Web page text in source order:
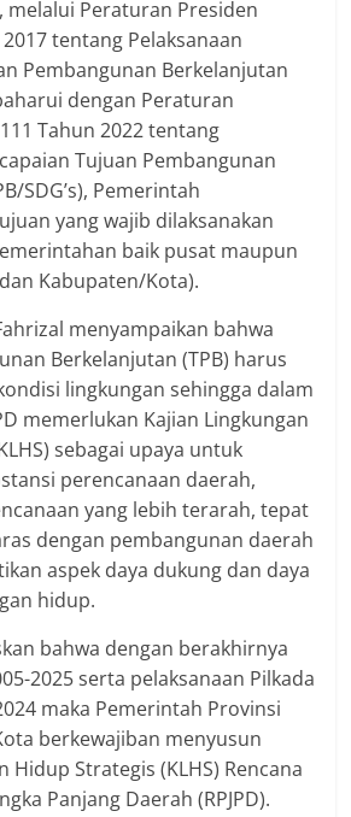
melalui Peraturan Presiden
tentang Pelaksanaan
Pembangunan Berkelanjutan
dengan Peraturan
Tahun 2022 tentang
Tujuan Pembangunan
SDG’s), Pemerintah
yang wajib dilaksanakan
baik pusat maupun
Kabupaten/Kota).
menyampaikan bahwa
Berkelanjutan (TPB) harus
lingkungan sehingga dalam
memerlukan Kajian Lingkungan
sebagai upaya untuk
perencanaan daerah,
yang lebih terarah, tepat
dengan pembangunan daerah
aspek daya dukung dan daya
hidup.
bahwa dengan berakhirnya
2025 serta pelaksanaan Pilkada
maka Pemerintah Provinsi
berkewajiban menyusun
Hidup Strategis (KLHS) Rencana
Panjang Daerah (RPJPD).